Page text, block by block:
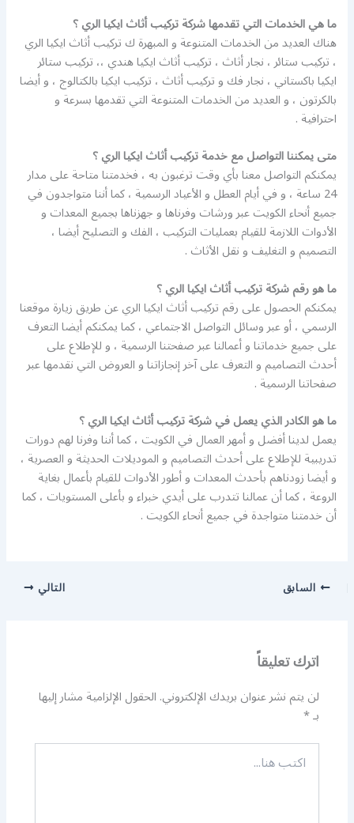
ما هي الخدمات التي تقدمها شركة تركيب أثاث ايكيا الري ؟
هناك العديد من الخدمات المتنوعة و المبهرة ك تركيب أثاث ايكيا الري
، تركيب ستائر ، نجار أثاث ، تركيب أثاث ايكيا هندي ،، تركيب ستائر
ايكيا باكستاني ، نجار فك و تركيب أثاث ، تركيب ايكيا بالكتالوج ، و أيضا
بالكرتون ، و العديد من الخدمات المتنوعة التي تقدمها بسرعة و
احترافية .
متى يمكننا التواصل مع خدمة تركيب أثاث ايكيا الري ؟
يمكنكم التواصل معنا بأي وقت ترغبون به ، فخدمتنا متاحة على مدار
24 ساعة ، و في أيام العطل و الأعياد الرسمية ، كما أننا متواجدون في
جميع أنحاء الكويت عبر ورشات وفرناها و جهزناها بجميع المعدات و
الأدوات اللازمة للقيام بعمليات التركيب ، الفك و التصليح أيضا ،
التصميم و التغليف و نقل الأثاث .
ما هو رقم شركة تركيب أثاث ايكيا الري ؟
يمكنكم الحصول على رقم تركيب أثاث ايكيا الري عن طريق زيارة موقعنا
الرسمي ، أو عبر وسائل التواصل الاجتماعي ، كما يمكنكم أيضا التعرف
على جميع خدماتنا و أعمالنا عبر صفحتنا الرسمية ، و للإطلاع على
أحدث التصاميم و التعرف على آخر إنجازاتنا و العروض التي نقدمها عبر
صفحاتنا الرسمية .
ما هو الكادر الذي يعمل في شركة تركيب أثاث ايكيا الري ؟
يعمل لدينا أفضل و أمهر العمال في الكويت ، كما أننا وفرنا لهم دورات
تدريبية للإطلاع على أحدث التصاميم و الموديلات الحديثة و العصرية ،
و أيضا زودناهم بأحدث المعدات و أطور الأدوات للقيام بأعمال بغاية
الروعة ، كما أن عمالنا تتدرب على أيدي خبراء و بأعلى المستويات ، كما
أن خدمتنا متواجدة في جميع أنحاء الكويت .
السابق التالي
اترك تعليقاً
لن يتم نشر عنوان بريدك الإلكتروني.الحقول الإلزامية مشار إليها
بـ*
اكتب
هنا...